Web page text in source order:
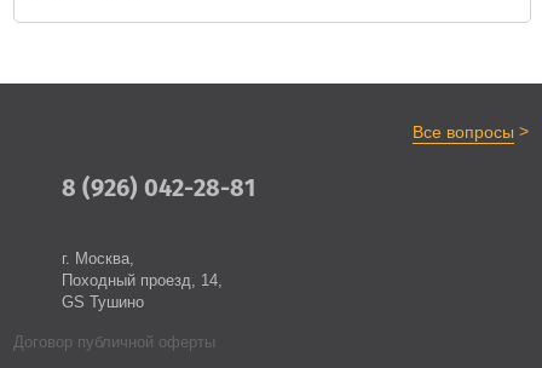
Все вопросы >
8 (926) 042-28-81
г. Москва,
Походный проезд, 14,
GS Тушино
Договор публичной оферты